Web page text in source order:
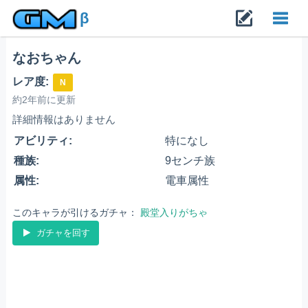
β
なおちゃん
レア度: N
約2年前に更新
詳細情報はありません
アビリティ:
特になし
種族:
9センチ族
属性:
電車属性
このキャラが引けるガチャ： 殿堂入りがちゃ
ガチャを回す